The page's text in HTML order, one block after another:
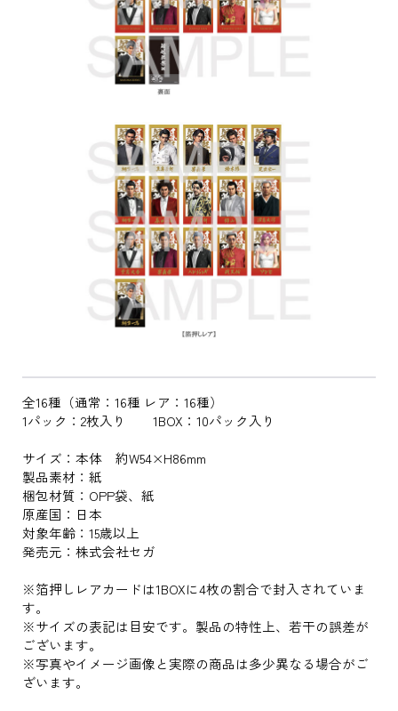
全16種（通常：16種 レア：16種）
1パック：2枚入り 1BOX：10パック入り
サイズ：本体 約W54×H86mm
製品素材：紙
梱包材質：OPP袋、紙
原産国：日本
対象年齢：15歳以上
発売元：株式会社セガ
※箔押しレアカードは1BOXに4枚の割合で封入されていま
す。
※サイズの表記は目安です。製品の特性上、若干の誤差が
ございます。
※写真やイメージ画像と実際の商品は多少異なる場合がご
ざいます。